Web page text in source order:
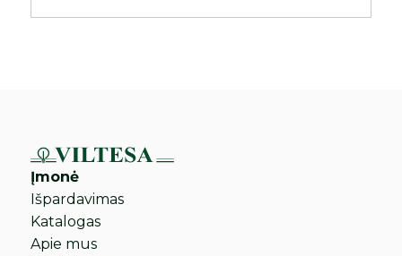
Įmonė
Išpardavimas
Katalogas
Apie mus